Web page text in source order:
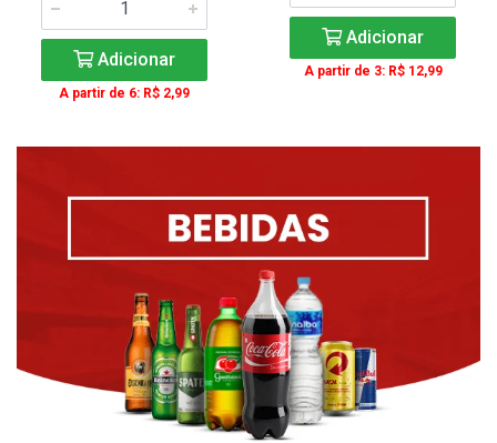
Adicionar
A partir de 6: R$ 2,99
Adicionar
A partir de 3: R$ 12,99